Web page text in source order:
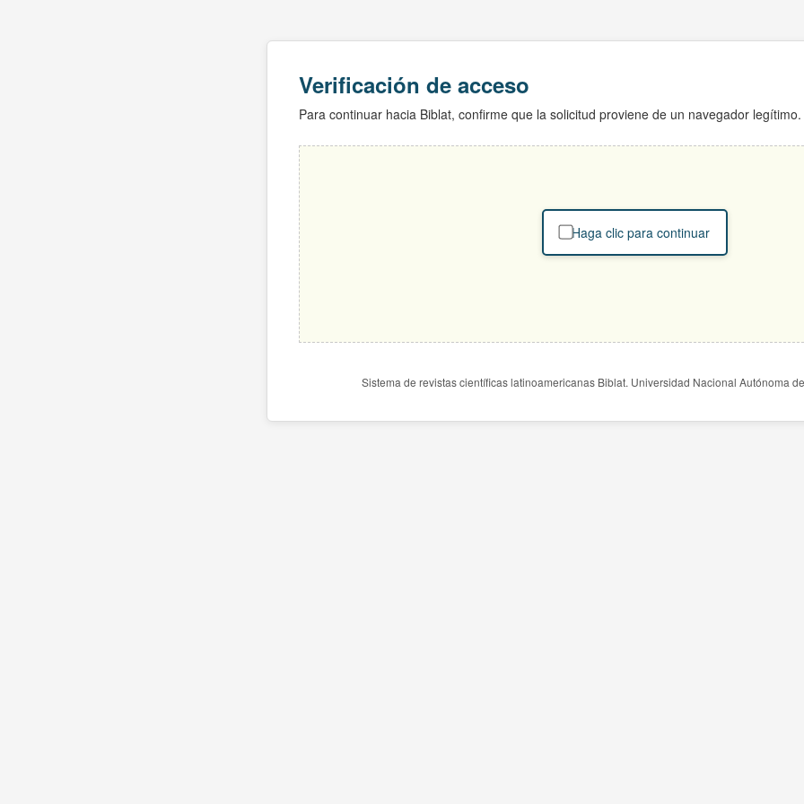
Verificación de acceso
Para continuar hacia Biblat, confirme que la solicitud proviene de un navegador legítimo.
Haga clic para continuar
Sistema de revistas científicas latinoamericanas Biblat. Universidad Nacional Autónoma